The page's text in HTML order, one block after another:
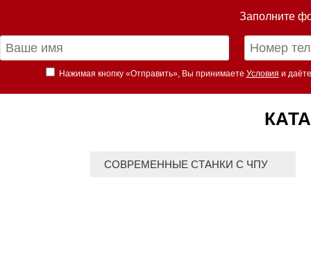
Заполните
Нажимая кнопку «Отправить», Вы принимаете Условия и
СОВРЕМЕННЫЕ СТАНКИ С ЧПУ